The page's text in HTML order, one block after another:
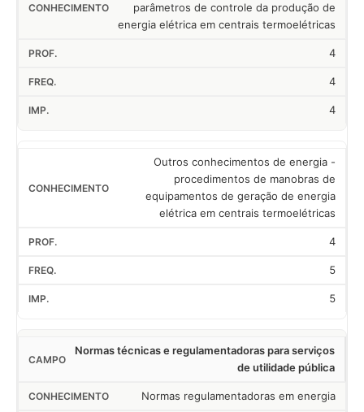
parâmetros de controle da produção de
energia elétrica em centrais termoelétricas
4
4
4
Outros conhecimentos de energia -
procedimentos de manobras de
equipamentos de geração de energia
elétrica em centrais termoelétricas
4
5
5
Normas técnicas e regulamentadoras para serviços
de utilidade pública
Normas regulamentadoras em energia